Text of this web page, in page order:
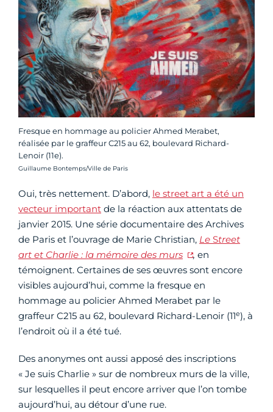
Fresque en hommage au policier Ahmed Merabet,
réalisée par le graffeur C215 au 62, boulevard Richard-
Lenoir (11e).
Crédit photo :
Guillaume Bontemps/Ville de Paris
Oui, très nettement. D’abord, le street art a été un
vecteur important de la réaction aux attentats de
janvier 2015. Une série documentaire des Archives
de Paris et l’ouvrage de Marie Christian, Le Street
art et Charlie : la mémoire des murs
, en
témoignent. Certaines de ses œuvres sont encore
visibles aujourd’hui, comme la fresque en
hommage au policier Ahmed Merabet par le
graffeur C215 au 62, boulevard Richard-Lenoir (11e), à
l’endroit où il a été tué.
Des anonymes ont aussi apposé des inscriptions
« Je suis Charlie » sur de nombreux murs de la ville,
sur lesquelles il peut encore arriver que l’on tombe
aujourd’hui, au détour d’une rue.